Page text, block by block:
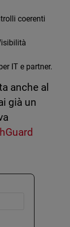
coerenti
IT e partner.
anche al
già un